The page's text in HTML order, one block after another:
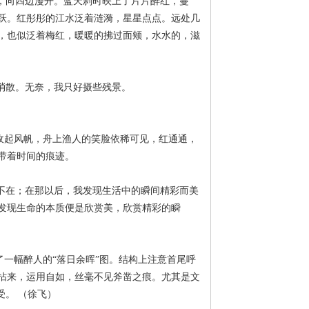
。红彤彤的江水泛着涟漪，星星点点。远处几
也似泛着梅红，暖暖的拂过面颊，水水的，滋
。无奈，我只好摄些残景。
风帆，舟上渔人的笑脸依稀可见，红通通，
时间的痕迹。
；在那以后，我发现生活中的瞬间精彩而美
生命的本质便是欣赏美，欣赏精彩的瞬
幅醉人的“落日余晖”图。结构上注意首尾呼
来，运用自如，丝毫不见斧凿之痕。尤其是文
（徐飞）